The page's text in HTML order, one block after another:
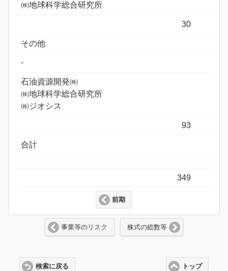
㈱地球科学総合研究所
30
その他
-
石油資源開発㈱
㈱地球科学総合研究所
㈱ジオシス
93
合計
349
前期
事業等のリスク 株式の総数等
トップ
検索に戻る